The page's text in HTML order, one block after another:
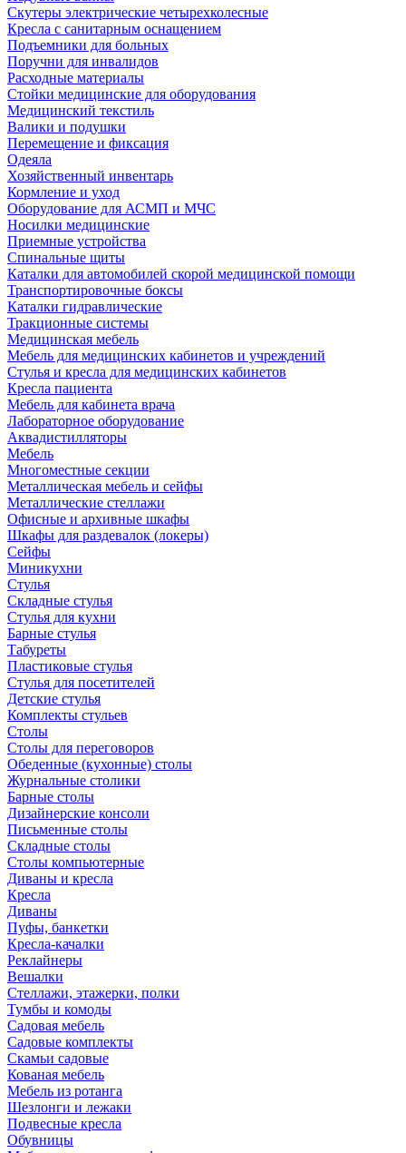
Скутеры электрические четырехколесные
Кресла с санитарным оснащением
Подъемники для больных
Поручни для инвалидов
Расходные материалы
Стойки медицинские для оборудования
Медицинский текстиль
Валики и подушки
Перемещение и фиксация
Одеяла
Хозяйственный инвентарь
Кормление и уход
Оборудование для АСМП и МЧС
Носилки медицинские
Приемные устройства
Спинальные щиты
Каталки для автомобилей скорой медицинской помощи
Транспортировочные боксы
Каталки гидравлические
Тракционные системы
Медицинская мебель
Мебель для медицинских кабинетов и учреждений
Стулья и кресла для медицинских кабинетов
Кресла пациента
Мебель для кабинета врача
Лабораторное оборудование
Аквадистилляторы
Мебель
Многоместные секции
Металлическая мебель и сейфы
Металлические стеллажи
Офисные и архивные шкафы
Шкафы для раздевалок (локеры)
Сейфы
Миникухни
Стулья
Складные стулья
Стулья для кухни
Барные стулья
Табуреты
Пластиковые стулья
Стулья для посетителей
Детские стулья
Комплекты стульев
Столы
Столы для переговоров
Обеденные (кухонные) столы
Журнальные столики
Барные столы
Дизайнерские консоли
Письменные столы
Складные столы
Столы компьютерные
Диваны и кресла
Кресла
Диваны
Пуфы, банкетки
Кресла-качалки
Реклайнеры
Вешалки
Стеллажи, этажерки, полки
Тумбы и комоды
Садовая мебель
Садовые комплекты
Скамьи садовые
Кованая мебель
Мебель из ротанга
Шезлонги и лежаки
Подвесные кресла
Обувницы